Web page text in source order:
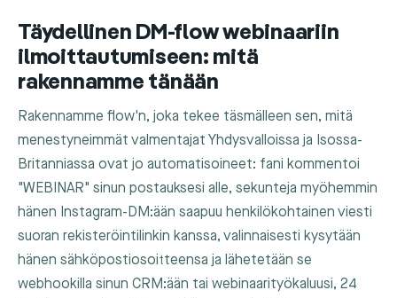
Täydellinen DM-flow webinaariin
ilmoittautumiseen: mitä
rakennamme tänään
Rakennamme flow'n, joka tekee täsmälleen sen, mitä
menestyneimmät valmentajat Yhdysvalloissa ja Isossa-
Britanniassa ovat jo automatisoineet: fani kommentoi
"WEBINAR" sinun postauksesi alle, sekunteja myöhemmin
hänen Instagram-DM:ään saapuu henkilökohtainen viesti
suoran rekisteröintilinkin kanssa, valinnaisesti kysytään
hänen sähköpostiosoitteensa ja lähetetään se
webhookilla sinun CRM:ään tai webinaarityökaluusi, 24